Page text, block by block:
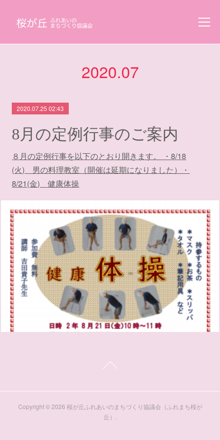
2020.07
2020.07.25 02:43
8月の定例行事のご案内
８月の定例行事を以下のとおり開きます。 ・8/18
(火) 男の料理教室（開催は延期になりました）・
8/21(金) 健康体操
Copyright ©2026 桜が丘ふれあいのまちづくり協議会（ふれまち桜が
丘）